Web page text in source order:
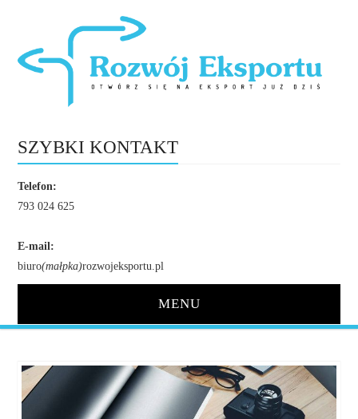
SZYBKI KONTAKT
Telefon:
793 024 625
E-mail:
biuro(małpka)rozwojeksportu.pl
MENU
O NAS